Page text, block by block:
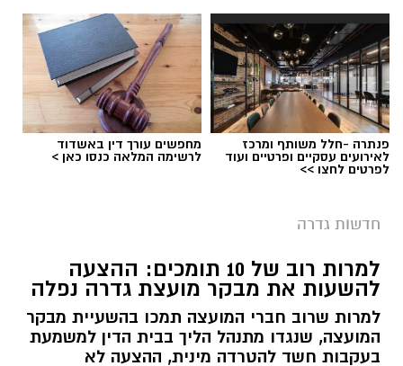
פנתרה -חלל משותף ומרכז
לאירועים עסקיים ופרטיים ועוד
לפרטים לחצו >>
מחפשים עורך דין באשדוד
לרשימה המלאה כנסו כאן >
חדשות גדרה
למרות רוב של 10 תומכים: ההצעה
להשעות את מבקר מועצת גדרה נפלה
למרות שרוב חברי המועצה תמכו בהשעיית מבקר
המועצה, שנגדו מתנהל הליך בבית הדין למשמעת
בעקבות חשד להטרדה מינית, ההצעה לא